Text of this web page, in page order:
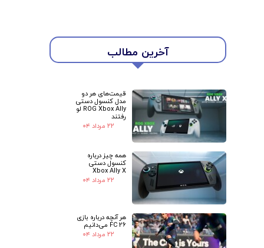
آخرین مطالب
قیمت‌های هر دو
مدل کنسول دستی
ROG Xbox Ally لو
رفتند
۲۲ مرداد ۰۴
همه چیز درباره
کنسول دستی
Xbox Ally X
۲۲ مرداد ۰۴
هر آنچه درباره بازی
FC 26 می‌دانیم
۲۲ مرداد ۰۴